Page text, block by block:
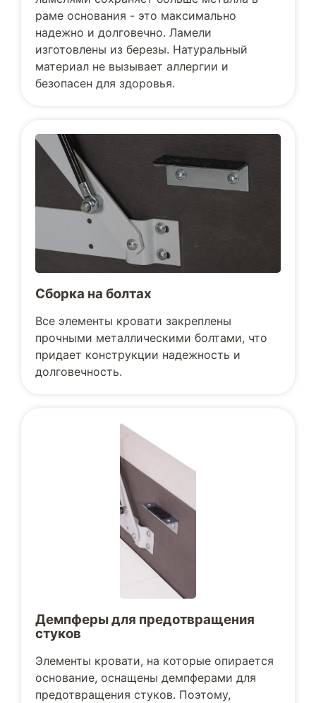
раме основания - это максимально
надежно и долговечно. Ламели
изготовлены из березы. Натуральный
материал не вызывает аллергии и
безопасен для здоровья.
Сборка на болтах
Все элементы кровати закреплены
прочными металлическими болтами, что
придает конструкции надежность и
долговечность.
Демпферы для предотвращения
стуков
Элементы кровати, на которые опирается
основание, оснащены демпферами для
предотвращения стуков. Поэтому,